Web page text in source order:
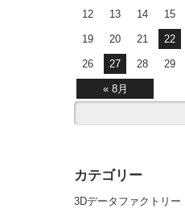
« 8月
12 13 14 15
19 20 21 22
26 27 28 29
カテゴリー
3Dデータファクトリー